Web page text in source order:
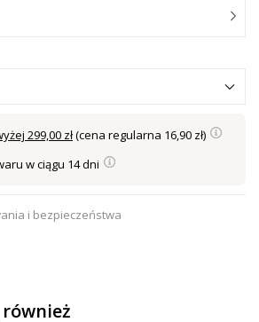
299,00 zł(cena regularna 16,90 zł)
w ciągu 14 dni
i bezpieczeństwa